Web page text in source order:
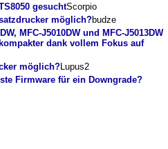
gesuchtScorpio
möglich?budze
MFC-J5010DW und MFC-J5013DW
dank vollem Fokus auf
möglich?Lupus2
Firmware für ein Downgrade?